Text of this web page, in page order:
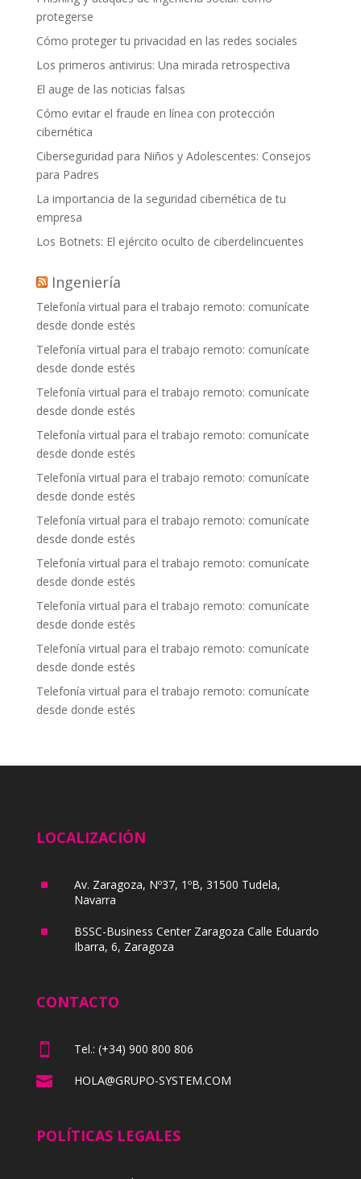
protegerse
Cómo proteger tu privacidad en las redes sociales
Los primeros antivirus: Una mirada retrospectiva
El auge de las noticias falsas
Cómo evitar el fraude en línea con protección
cibernética
Ciberseguridad para Niños y Adolescentes: Consejos
para Padres
La importancia de la seguridad cibernética de tu
empresa
Los Botnets: El ejército oculto de ciberdelincuentes
Ingeniería
Telefonía virtual para el trabajo remoto: comunícate
desde donde estés
Telefonía virtual para el trabajo remoto: comunícate
desde donde estés
Telefonía virtual para el trabajo remoto: comunícate
desde donde estés
Telefonía virtual para el trabajo remoto: comunícate
desde donde estés
Telefonía virtual para el trabajo remoto: comunícate
desde donde estés
Telefonía virtual para el trabajo remoto: comunícate
desde donde estés
Telefonía virtual para el trabajo remoto: comunícate
desde donde estés
Telefonía virtual para el trabajo remoto: comunícate
desde donde estés
Telefonía virtual para el trabajo remoto: comunícate
desde donde estés
Telefonía virtual para el trabajo remoto: comunícate
desde donde estés
LOCALIZACIÓN
^
Av. Zaragoza, Nº37, 1ºB, 31500 Tudela,
Navarra
^
BSSC-Business Center Zaragoza Calle Eduardo
Ibarra, 6, Zaragoza
CONTACTO
 Tel.: (+34) 900 800 806
 HOLA@GRUPO-SYSTEM.COM
POLÍTICAS LEGALES